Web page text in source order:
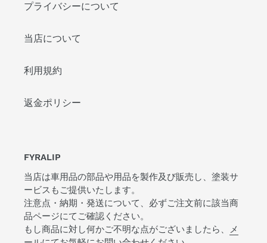
プライバシーについて
当店について
利用規約
返金ポリシー
FYRALIP
当店は車用品の部品や用品を製作及び販売し、塗装サ
ービスもご提供いたします。
注意点・納期・発送について、必ずご注文前に該当商
品ページにてご確認ください。
もし商品に対し何かご不明な点がございましたら、
メ